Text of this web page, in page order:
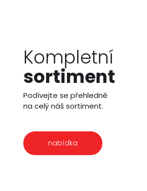
Kompletní
sortiment
Podívejte se přehledně
na celý náš sortiment.
nabídka